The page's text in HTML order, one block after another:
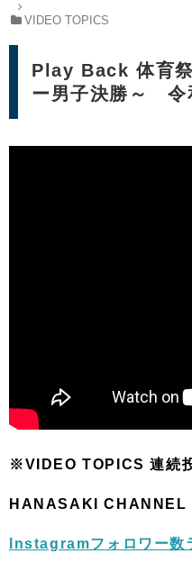
VIDEO TOPICS
Play Back 体育
ー男子決勝～ 令
※VIDEO TOPICS 連続
HANASAKI CHANNEL
Instagramフォロワー数